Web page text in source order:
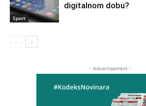
Sport
digitalnom dobu?
- Advertisement -